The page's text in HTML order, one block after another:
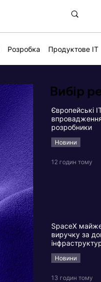
Розробка Продуктове IT
Вибір
Європейські
розробники
Новини
12 годин тому
SpaceX
виручку за
Новини
13 годин тому